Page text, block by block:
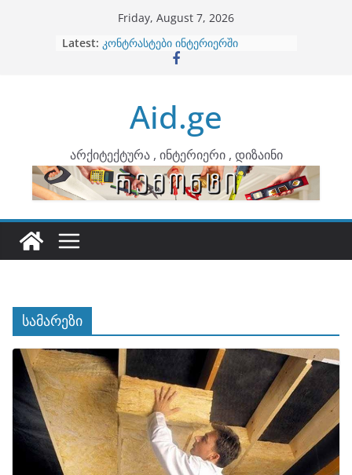
Friday, August 7, 2026
Latest: ბინების გაერთიანება
კონტრასტები ინტერიერში
ინტერიერის დიზიანი
არტემიდი წარმოგიდგენთ
Aid.ge
არქიტექტურა , ინტერიერი , დიზაინი
სამარეზი